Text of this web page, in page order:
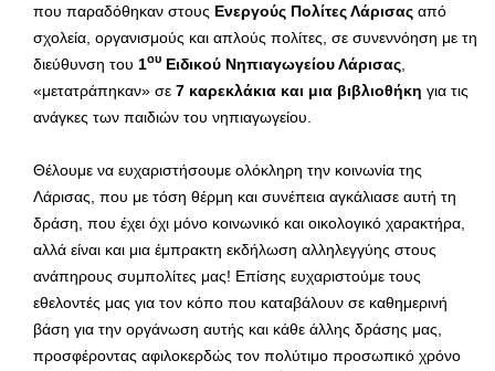
που παραδόθηκαν στους Ενεργούς Πολίτες Λάρισας από
σχολεία, οργανισμούς και απλούς πολίτες, σε συνεννόηση με τη
διεύθυνση του 1ου Ειδικού Νηπιαγωγείου Λάρισας
«μετατράπηκαν» σε 7 καρεκλάκια και μια βιβλιοθήκη για τις
ανάγκες των παιδιών του νηπιαγωγείου.
Θέλουμε να ευχαριστήσουμε ολόκληρη την κοινωνία της
Λάρισας, που με τόση θέρμη και συνέπεια αγκάλιασε αυτή τη
δράση, που έχει όχι μόνο κοινωνικό και οικολογικό χαρακτήρα,
αλλά είναι και μια έμπρακτη εκδήλωση αλληλεγγύης στους
ανάπηρους συμπολίτες μας! Επίσης ευχαριστούμε τους
εθελοντές μας για τον κόπο που καταβάλουν σε καθημερινή
βάση για την οργάνωση αυτής και κάθε άλλης δράσης μας,
προσφέροντας αφιλοκερδώς τον πολύτιμο προσωπικό χρόνο